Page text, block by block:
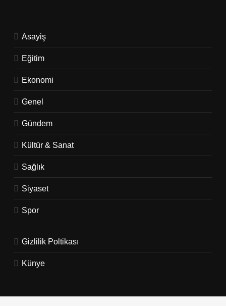
Asayiş
Eğitim
Ekonomi
Genel
Gündem
Kültür & Sanat
Sağlık
Siyaset
Spor
Gizlilik Poltikası
Künye